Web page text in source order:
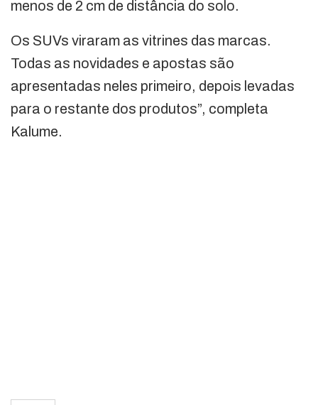
menos de 2 cm de distância do solo.
Os SUVs viraram as vitrines das marcas.
Todas as novidades e apostas são
apresentadas neles primeiro, depois levadas
para o restante dos produtos”, completa
Kalume.